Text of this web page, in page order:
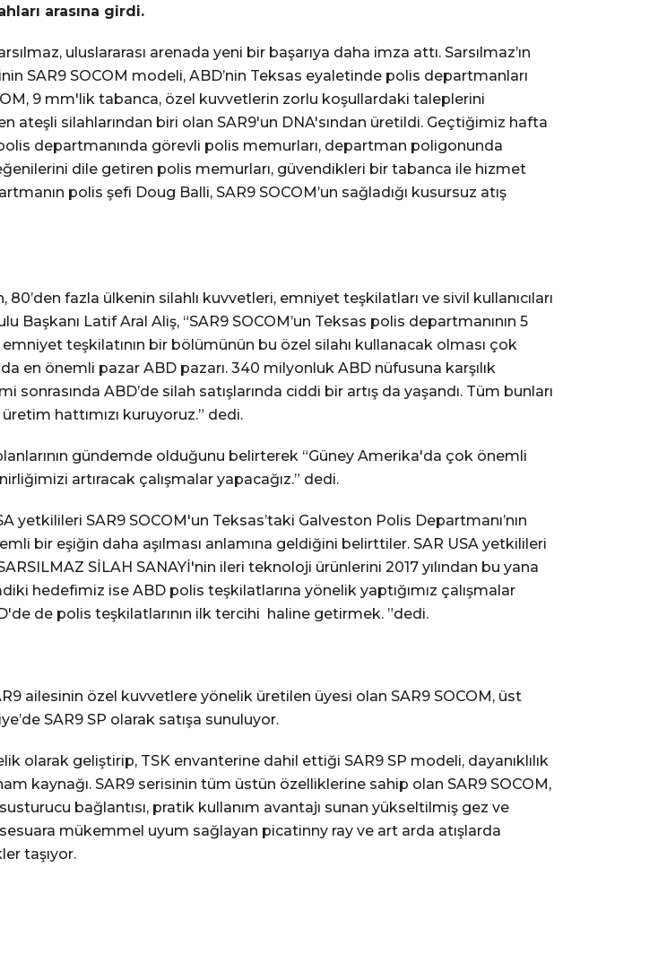
arasına girdi.
uluslararası arenada yeni bir başarıya daha imza attı. Sarsılmaz’ın
SAR9 SOCOM modeli, ABD’nin Teksas eyaletinde polis departmanları
9 mm'lik tabanca, özel kuvvetlerin zorlu koşullardaki taleplerini
ateşli silahlarından biri olan SAR9'un DNA'sından üretildi. Geçtiğimiz hafta
departmanında görevli polis memurları, departman poligonunda
dile getiren polis memurları, güvendikleri bir tabanca ile hizmet
polis şefi Doug Balli, SAR9 SOCOM’un sağladığı kusursuz atış
fazla ülkenin silahlı kuvvetleri, emniyet teşkilatları ve sivil kullanıcıları
Latif Aral Aliş, “SAR9 SOCOM’un Teksas polis departmanının 5
teşkilatının bir bölümünün bu özel silahı kullanacak olması çok
en önemli pazar ABD pazarı. 340 milyonluk ABD nüfusuna karşılık
ABD’de silah satışlarında ciddi bir artış da yaşandı. Tüm bunları
hattımızı kuruyoruz.” dedi.
gündemde olduğunu belirterek “Güney Amerika'da çok önemli
artıracak çalışmalar yapacağız.” dedi.
SAR9 SOCOM'un Teksas’taki Galveston Polis Departmanı’nın
bir eşiğin daha aşılması anlamına geldiğini belirttiler. SAR USA yetkilileri
SİLAH SANAYİ'nin ileri teknoloji ürünlerini 2017 yılından bu yana
hedefimiz ise ABD polis teşkilatlarına yönelik yaptığımız çalışmalar
de polis teşkilatlarının ilk tercihi haline getirmek. ”dedi.
ailesinin özel kuvvetlere yönelik üretilen üyesi olan SAR9 SOCOM, üst
SAR9 SP olarak satışa sunuluyor.
olarak geliştirip, TSK envanterine dahil ettiği SAR9 SP modeli, dayanıklılık
kaynağı. SAR9 serisinin tüm üstün özelliklerine sahip olan SAR9 SOCOM,
bağlantısı, pratik kullanım avantajı sunan yükseltilmiş gez ve
mükemmel uyum sağlayan picatinny ray ve art arda atışlarda
taşıyor.